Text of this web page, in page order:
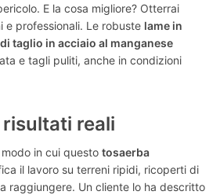
E la cosa migliore? Otterrai
e professionali. Le robuste lame in
taglio in acciaio al manganese
e tagli puliti, anche in condizioni
reali
in cui questo tosaerba
il lavoro su terreni ripidi, ricoperti di
raggiungere. Un cliente lo ha descritto